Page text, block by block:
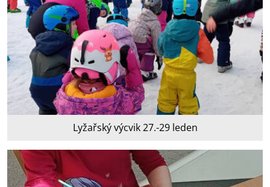
Lyžařský výcvik 27.-29 leden